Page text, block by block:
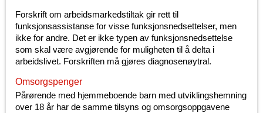
Forskrift om arbeidsmarkedstiltak gir rett til
funksjonsassistanse for visse funksjonsnedsettelser, men
ikke for andre. Det er ikke typen av funksjonsnedsettelse
som skal være avgjørende for muligheten til å delta i
arbeidslivet. Forskriften må gjøres diagnosenøytral.
Omsorgspenger
Pårørende med hjemmeboende barn med utviklingshemning
over 18 år har de samme tilsyns og omsorgsoppgavene